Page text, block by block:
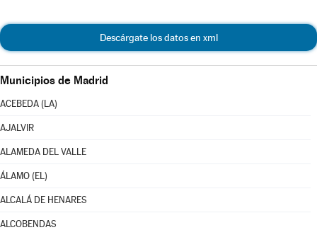
Descárgate los datos en xml
Municipios de Madrid
ACEBEDA (LA)
AJALVIR
ALAMEDA DEL VALLE
ÁLAMO (EL)
ALCALÁ DE HENARES
ALCOBENDAS